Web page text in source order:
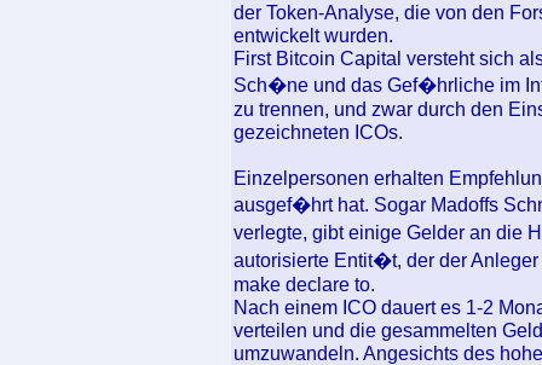
der Token-Analyse, die von den
entwickelt wurden.
First Bitcoin Capital versteht sich
Sch�ne und das Gef�hrliche im
zu trennen, und zwar durch den
gezeichneten ICOs.
Einzelpersonen erhalten
ausgef�hrt hat. Sogar Madoffs
verlegte, gibt einige Gelder an die
autorisierte Entit�t, der der
make declare to.
Nach einem ICO dauert es 1-2
verteilen und die gesammelten
umzuwandeln. Angesichts des